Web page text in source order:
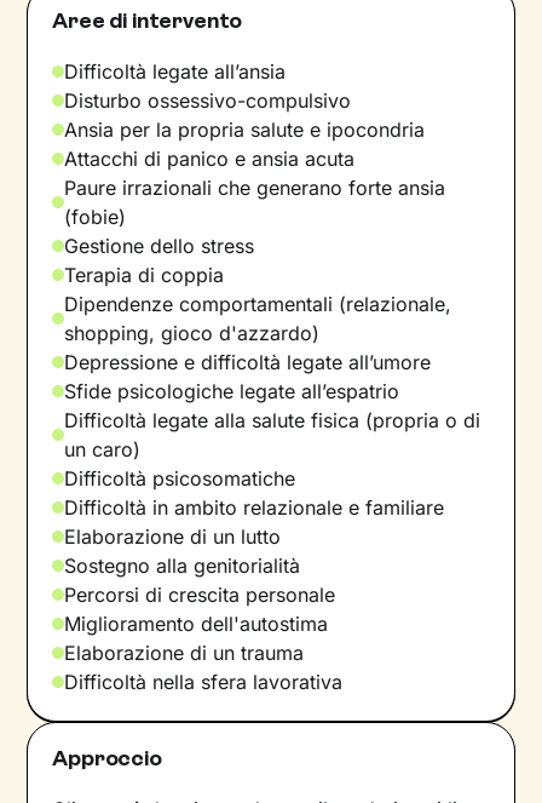
Aree di intervento
Difficoltà legate all’ansia
Disturbo ossessivo-compulsivo
Ansia per la propria salute e ipocondria
Attacchi di panico e ansia acuta
Paure irrazionali che generano forte ansia
(fobie)
Gestione dello stress
Terapia di coppia
Dipendenze comportamentali (relazionale,
shopping, gioco d'azzardo)
Depressione e difficoltà legate all’umore
Sfide psicologiche legate all’espatrio
Difficoltà legate alla salute fisica (propria o di
un caro)
Difficoltà psicosomatiche
Difficoltà in ambito relazionale e familiare
Elaborazione di un lutto
Sostegno alla genitorialità
Percorsi di crescita personale
Miglioramento dell'autostima
Elaborazione di un trauma
Difficoltà nella sfera lavorativa
Approccio